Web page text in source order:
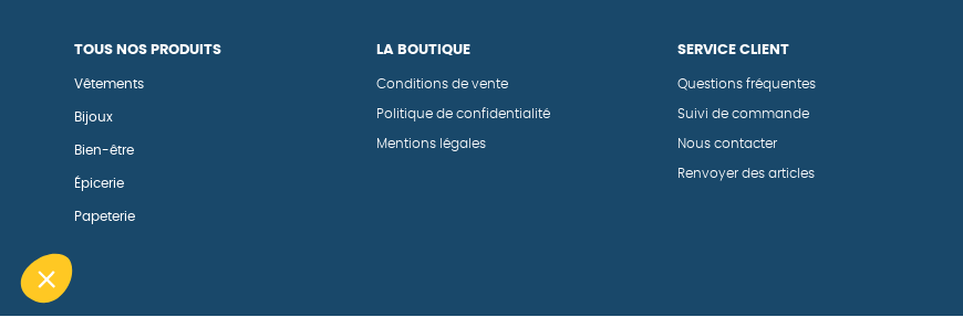
TOUS NOS PRODUITS
Vêtements
Bijoux
Bien-être
Épicerie
Papeterie
LA BOUTIQUE
Conditions de vente
Politique de confidentialité
Mentions légales
SERVICE CLIENT
Questions fréquentes
Suivi de commande
Nous contacter
Renvoyer des articles